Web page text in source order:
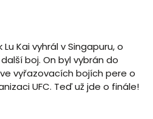
Kai vyhrál v Singapuru, o
boj. On byl vybrán do
vyřazovacích bojích pere o
UFC. Teď už jde o finále!